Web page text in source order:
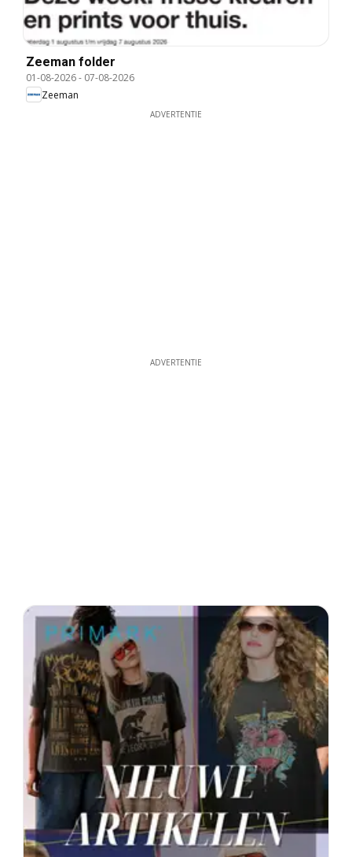
Zeeman folder
01-08-2026- 07-08-2026
Zeeman
ADVERTENTIE
ADVERTENTIE